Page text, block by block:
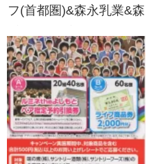
フ(首都圏)&森永乳業&森
をもっと愉しむキャンペ
ーン